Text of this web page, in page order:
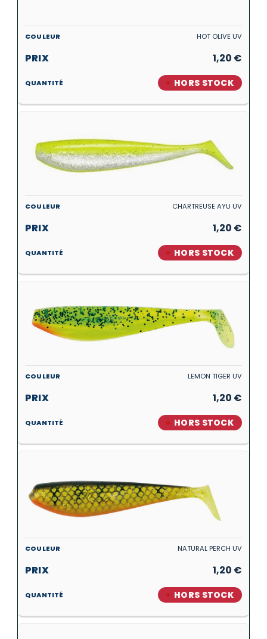
HOT OLIVE UV
1,20 €
HORS STOCK
CHARTREUSE AYU UV
1,20 €
HORS STOCK
LEMON TIGER UV
1,20 €
HORS STOCK
NATURAL PERCH UV
1,20 €
HORS STOCK